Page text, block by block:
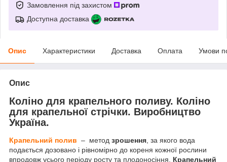
Замовлення під захистом
Доступна доставка
Опис Характеристики Доставка Оплата Умови
Опис
Коліно для крапельного поливу. Коліно
для крапельної стрічки. Виробництво
Україна.
Крапельний полив – метод зрошення, за якого вода
подається дозовано і рівномірно до кореня кожної рослини
впродовж усього періоду росту та плодоносіння. Крапельний